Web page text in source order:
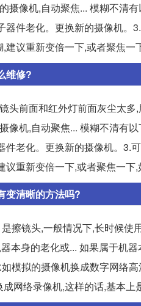
摄像机,自动聚焦... 模糊不清
器件老化。更换新的摄像机。
建议重新变倍一下,或者聚焦一
维修?
头前面和红外灯前面灰尘太
像机,自动聚焦... 模糊不清有
件老化。更换新的摄像机。3.
重新变倍一下,或者聚焦一下,
变清晰的方法吗?
擦镜头,一般情况下,长时候
本身的老化或... 如果属于机
模拟的摄像机换成数字网络
网络录像机,这样的话,基本